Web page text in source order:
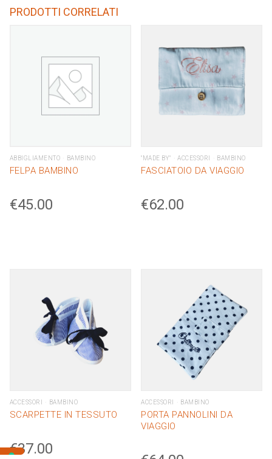
PRODOTTI CORRELATI
ABBIGLIAMENTO BAMBINO
FELPA BAMBINO
€45.00
"MADE BY" ACCESSORI BAMBINO
FASCIATOIO DA VIAGGIO
€62.00
ACCESSORI BAMBINO
SCARPETTE IN TESSUTO
€37.00
ACCESSORI BAMBINO
PORTA PANNOLINI DA
VIAGGIO